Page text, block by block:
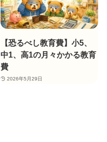
【恐るべし教育費】小5、
中1、高1の月々かかる教育
費
2026年5月29日